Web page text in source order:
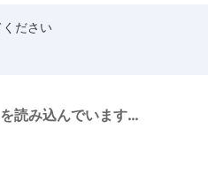
読み込んでいます...